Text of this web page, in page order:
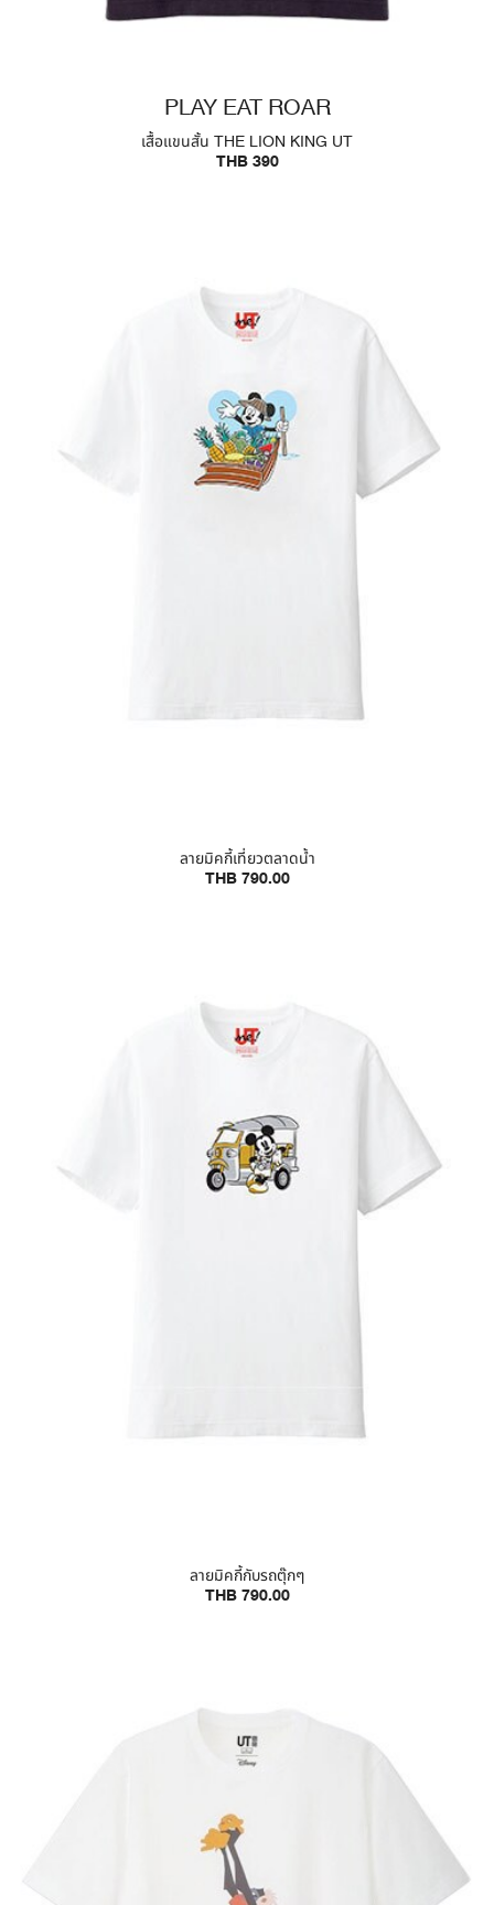
PLAY EAT ROAR
เสื้อแขนสั้น THE LION KING UT
THB 390
ลายมิคกี้เที่ยวตลาดน้ำ
THB 790.00
ลายมิคกี้กับรถตุ๊กๆ
THB 790.00